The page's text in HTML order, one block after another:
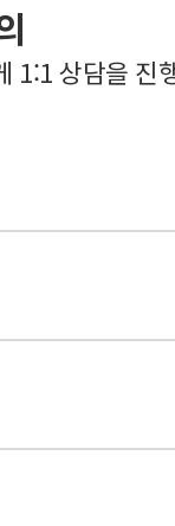
1:1 상담을 진